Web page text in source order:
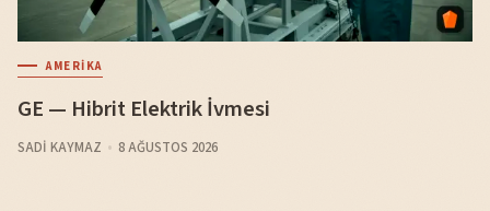
AMERIKA
GE — Hibrit Elektrik İvmesi
SADI KAYMAZ 8 AĞUSTOS 2026